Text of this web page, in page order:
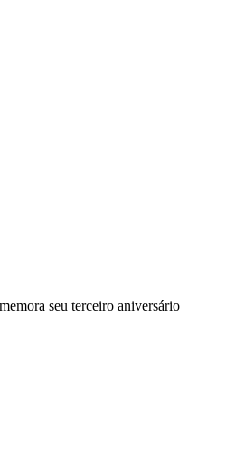
seu terceiro aniversário